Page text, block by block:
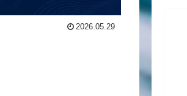
2026.05.29